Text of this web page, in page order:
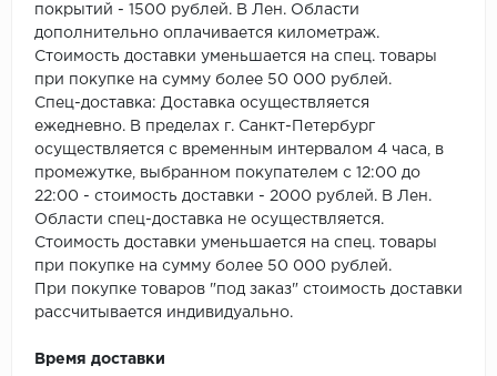
SPC Promo
SPC Stronghold
TANTO
Tarkett
Tulesna
покрытий - 1500 рублей. В Лен. Области
дополнительно оплачивается километраж.
Стоимость доставки уменьшается на спец. товары
при покупке на сумму более 50 000 рублей.
Спец-доставка: Доставка осуществляется
ежедневно. В пределах г. Санкт-Петербург
осуществляется с временным интервалом 4 часа, в
промежутке, выбранном покупателем с 12:00 до
22:00 - стоимость доставки - 2000 рублей. В Лен.
Области спец-доставка не осуществляется.
Стоимость доставки уменьшается на спец. товары
при покупке на сумму более 50 000 рублей.
При покупке товаров "под заказ" стоимость доставки
рассчитывается индивидуально.
Время доставки